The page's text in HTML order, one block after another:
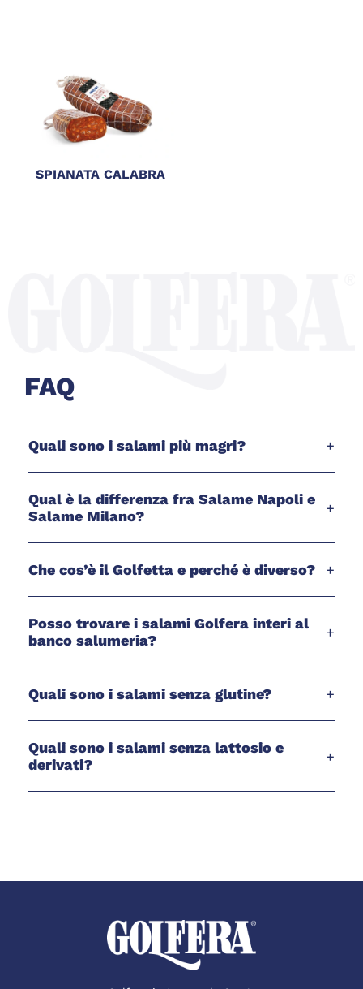
SPIANATA CALABRA
FAQ
Quali sono i salami più magri? +
Qual è la differenza fra Salame Napoli e
Salame Milano?
+
Che cos’è il Golfetta e perché è diverso? +
Posso trovare i salami Golfera interi al
banco salumeria?
+
Quali sono i salami senza glutine? +
Quali sono i salami senza lattosio e
derivati?
+